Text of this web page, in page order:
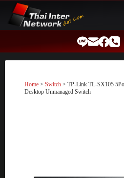
content
Home > Switch > TP-Link TL-SX105
Desktop Unmanaged Switch